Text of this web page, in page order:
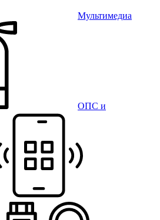
Мультимедиа
ОПС и